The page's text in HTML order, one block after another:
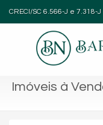
CRECI/SC 6.566-J e 7.318-J
Imóveis à